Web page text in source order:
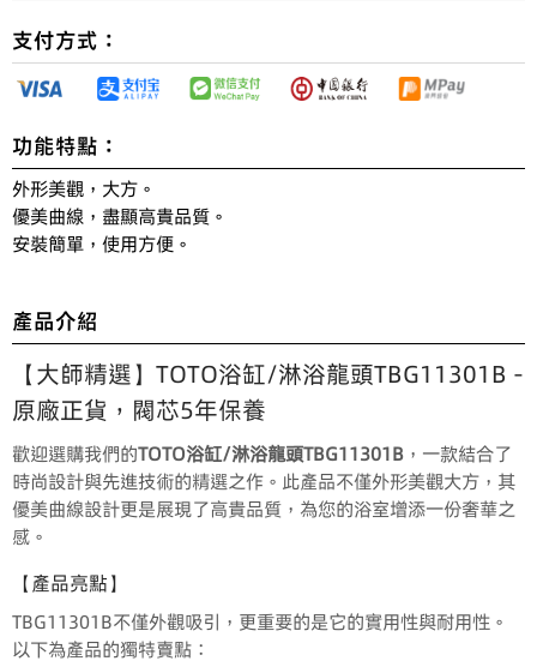
功能特點：
外形美觀，大方。
優美曲線，盡顯高貴品質。
安裝簡單，使用方便。
產品介紹
【大師精選】TOTO浴缸/淋浴龍頭TBG11301B -
原廠正貨，閥芯5年保養
歡迎選購我們的TOTO浴缸/淋浴龍頭TBG11301B ，一款結合了
時尚設計與先進技術的精選之作。此產品不僅外形美觀大方，其
優美曲線設計更是展現了高貴品質，為您的浴室增添一份奢華之
感。
【產品亮點】
TBG11301B不僅外觀吸引，更重要的是它的實用性與耐用性。
以下為產品的獨特賣點：
支付方式：